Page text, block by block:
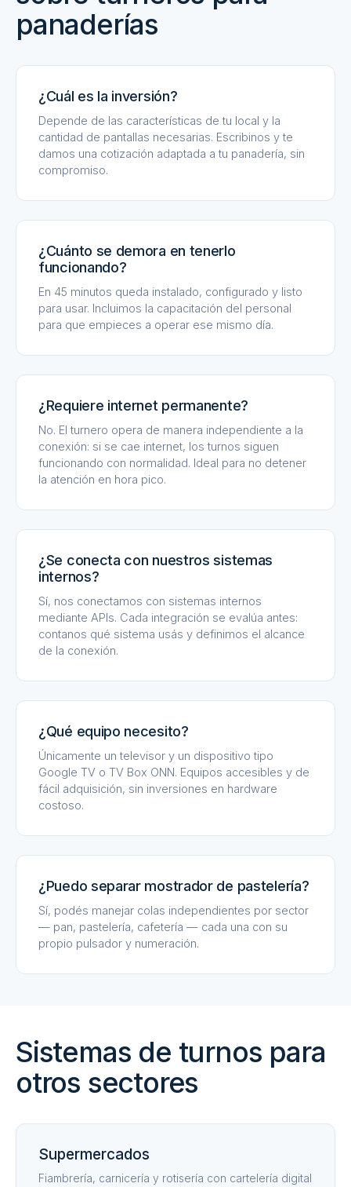
panaderías
¿Cuál es la inversión?
Depende de las características de tu local y la
cantidad de pantallas necesarias. Escribinos y te
damos una cotización adaptada a tu panadería, sin
compromiso.
¿Cuánto se demora en tenerlo
funcionando?
En 45 minutos queda instalado, configurado y listo
para usar. Incluimos la capacitación del personal
para que empieces a operar ese mismo día.
¿Requiere internet permanente?
No. El turnero opera de manera independiente a la
conexión: si se cae internet, los turnos siguen
funcionando con normalidad. Ideal para no detener
la atención en hora pico.
¿Se conecta con nuestros sistemas
internos?
Sí, nos conectamos con sistemas internos
mediante APIs. Cada integración se evalúa antes:
contanos qué sistema usás y definimos el alcance
de la conexión.
¿Qué equipo necesito?
Únicamente un televisor y un dispositivo tipo
Google TV o TV Box ONN. Equipos accesibles y de
fácil adquisición, sin inversiones en hardware
costoso.
¿Puedo separar mostrador de pastelería?
Sí, podés manejar colas independientes por sector
— pan, pastelería, cafetería — cada una con su
propio pulsador y numeración.
Sistemas de turnos para
otros sectores
Supermercados
Fiambrería, carnicería y rotisería con cartelería digital